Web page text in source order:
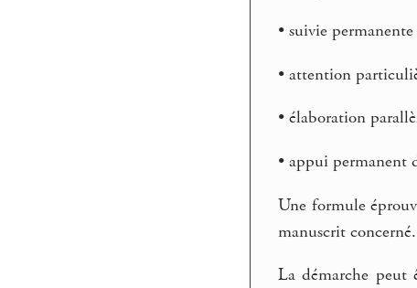
• suivie
• attention
• élaboration
• appui permanent
Une formule
manuscrit concerné.
La démarche peut